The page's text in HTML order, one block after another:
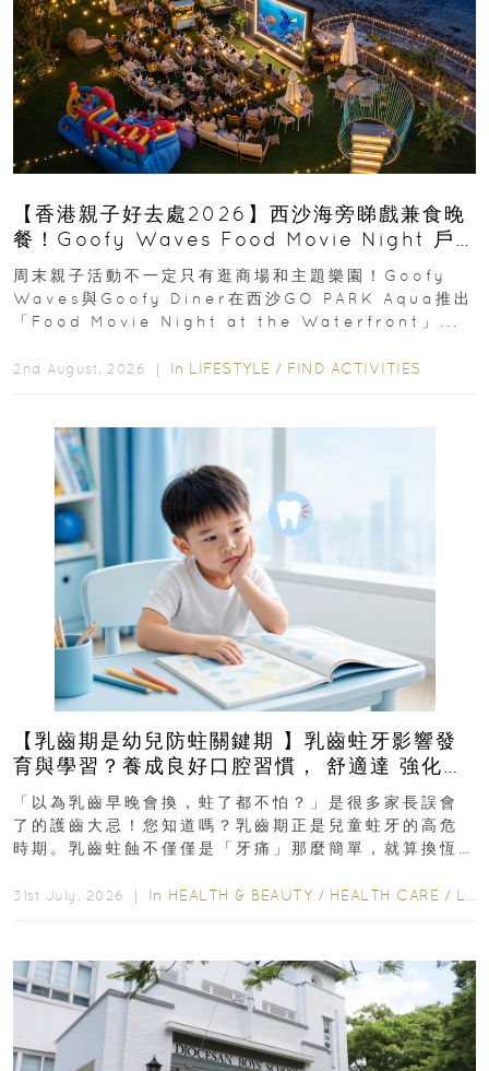
【香港親子好去處2026】西沙海旁睇戲兼食晚
餐！Goofy Waves Food Movie Night 戶
外影院逢週末登場
周末親子活動不一定只有逛商場和主題樂園！Goofy
Waves與Goofy Diner在西沙GO PARK Aqua推出
「Food Movie Night at the Waterfront」...
2nd August, 2026 ｜ In LIFESTYLE / FIND ACTIVITIES
【乳齒期是幼兒防蛀關鍵期 】乳齒蛀牙影響發
育與學習？養成良好口腔習慣， 舒適達 強化琺
瑯質 兒童牙膏防護指南
「以為乳齒早晚會換，蛀了都不怕？」是很多家長誤會
了的護齒大忌！您知道嗎？乳齒期正是兒童蛀牙的高危
時期。乳齒蛀蝕不僅僅是「牙痛」那麼簡單，就算換恆
31st July, 2026 ｜ In HEALTH & BEAUTY / HEALTH CARE / LIFESTYLE